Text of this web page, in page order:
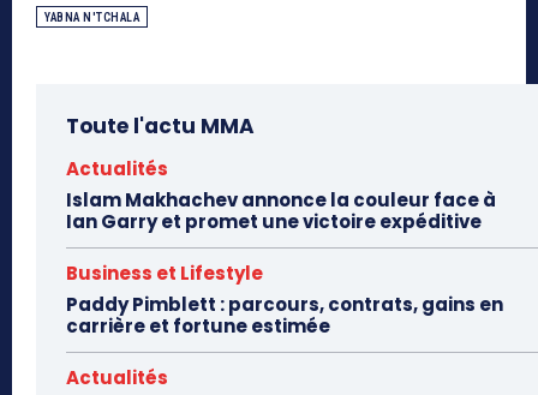
YABNA N'TCHALA
Toute l'actu MMA
Actualités
Islam Makhachev annonce la couleur face à
Ian Garry et promet une victoire expéditive
Business et Lifestyle
Paddy Pimblett : parcours, contrats, gains en
carrière et fortune estimée
Actualités